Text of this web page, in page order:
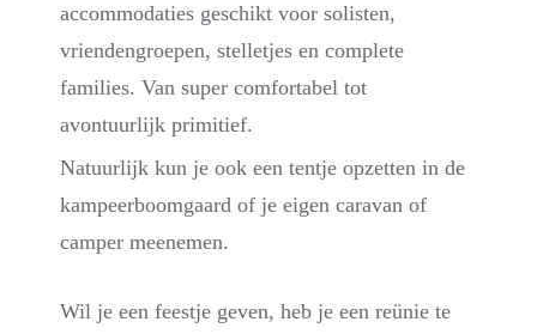
accommodaties geschikt voor solisten,
vriendengroepen, stelletjes en complete
families. Van super comfortabel tot
avontuurlijk primitief.
Natuurlijk kun je ook een tentje opzetten in de
kampeerboomgaard of je eigen caravan of
camper meenemen.
Wil je een feestje geven, heb je een reünie te